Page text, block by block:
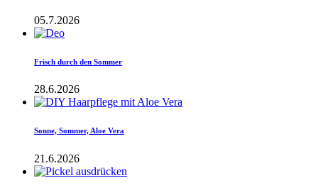
05.7.2026
Frisch durch den Sommer
28.6.2026
Sonne, Sommer, Aloe Vera
21.6.2026